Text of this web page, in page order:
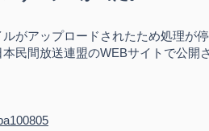
がアップロードされたため処理が
民間放送連盟のWEBサイトで公開